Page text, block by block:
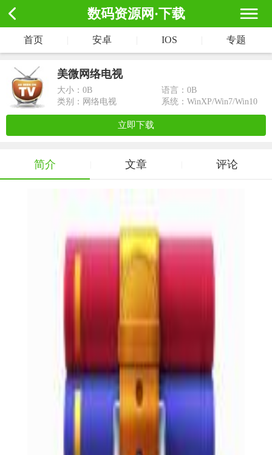
数码资源网·下载
首页 安卓 IOS 专题
美微网络电视
大小： 0B
语言：0B
类别：网络电视
系统：WinXP/Win7/Win10
立即下载
简介 文章 评论